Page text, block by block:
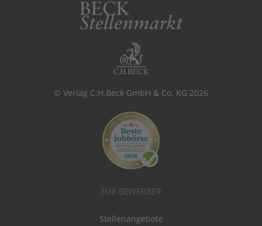
© Verlag C.H.Beck GmbH & Co. KG 2026
FÜR BEWERBER
Stellenangebote